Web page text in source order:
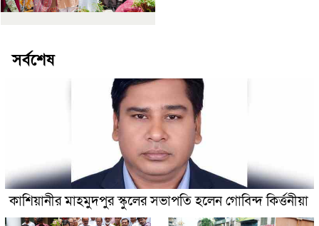
সর্বশেষ
কাশিয়ানীর মাহমুদপুর স্কুলের সভাপতি হলেন গোবিন্দ কির্ত্তনীয়া